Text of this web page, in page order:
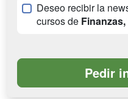
Deseo recibir la
cursos de